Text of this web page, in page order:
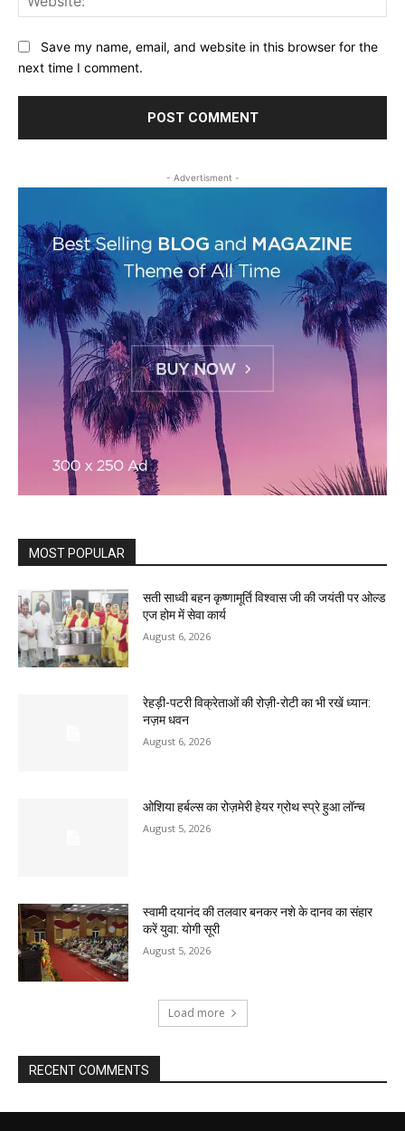
Save my name, email, and website in this browser for the
next time I comment.
- Advertisment -
MOST POPULAR
सती साध्वी बहन कृष्णामूर्ति विश्वास जी की जयंती पर ओल्ड
एज होम में सेवा कार्य
August 6, 2026
रेहड़ी-पटरी विक्रेताओं की रोज़ी-रोटी का भी रखें ध्यान:
नज़म धवन
August 6, 2026
ओशिया हर्बल्स का रोज़मेरी हेयर ग्रोथ स्प्रे हुआ लॉन्च
August 5, 2026
स्वामी दयानंद की तलवार बनकर नशे के दानव का संहार
करें युवा: योगी सूरी
August 5, 2026
Load more
RECENT COMMENTS